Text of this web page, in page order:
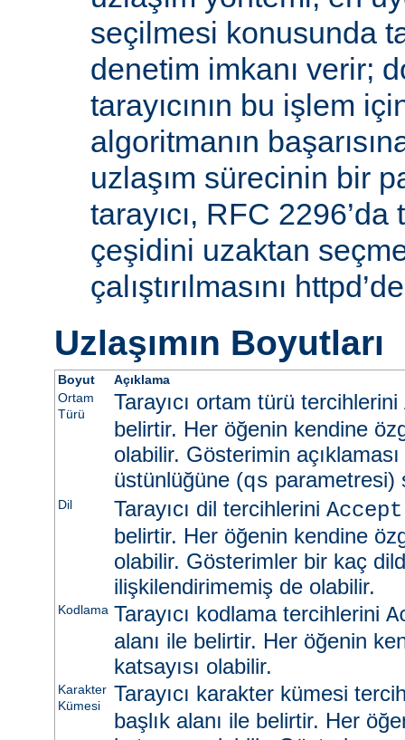
seçilmesi konusunda
denetim imkanı verir;
tarayıcının bu işlem
algoritmanın
uzlaşım sürecinin bir
tarayıcı, RFC
çeşidini uzaktan seçme
çalıştırılmasını
Uzlaşımın Boyutları
Boyut
Açıklama
Ortam
Türü
Tarayıcı ortam türü tercihlerini
belirtir. Her öğenin kendine
olabilir. Gösterimin
üstünlüğüne (qs parametresi)
Dil Tarayıcı dil tercihlerini
belirtir. Her öğenin kendine
olabilir. Gösterimler bir kaç
ilişkilendirimemiş de olabilir.
Kodlama Tarayıcı kodlama tercihlerini
alanı ile belirtir. Her öğenin
katsayısı olabilir.
Karakter
Kümesi
Tarayıcı karakter kümesi
başlık alanı ile belirtir. Her